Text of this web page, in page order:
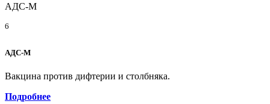
АДС-М
6
АДС-М
Вакцина против дифтерии и столбняка.
Подробнее